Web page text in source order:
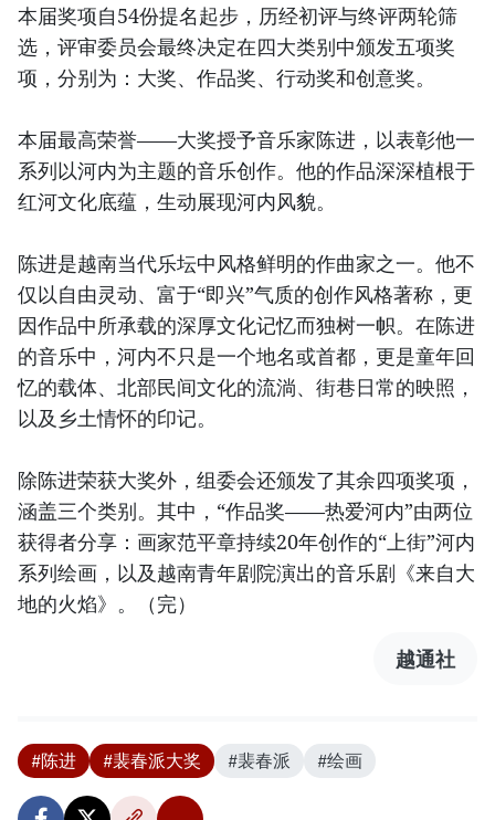
本届奖项自54份提名起步，历经初评与终评两轮筛
选，评审委员会最终决定在四大类别中颁发五项奖
项，分别为：大奖、作品奖、行动奖和创意奖。
本届最高荣誉——大奖授予音乐家陈进，以表彰他一
系列以河内为主题的音乐创作。他的作品深深植根于
红河文化底蕴，生动展现河内风貌。
陈进是越南当代乐坛中风格鲜明的作曲家之一。他不
仅以自由灵动、富于“即兴”气质的创作风格著称，更
因作品中所承载的深厚文化记忆而独树一帜。在陈进
的音乐中，河内不只是一个地名或首都，更是童年回
忆的载体、北部民间文化的流淌、街巷日常的映照，
以及乡土情怀的印记。
除陈进荣获大奖外，组委会还颁发了其余四项奖项，
涵盖三个类别。其中，“作品奖——热爱河内”由两位
获得者分享：画家范平章持续20年创作的“上街”河内
系列绘画，以及越南青年剧院演出的音乐剧《来自大
地的火焰》。（完）
越通社
#陈进 #裴春派大奖 #裴春派 #绘画